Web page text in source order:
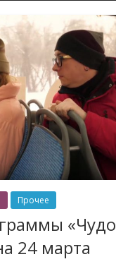
Прочее
«Чудо
24 марта